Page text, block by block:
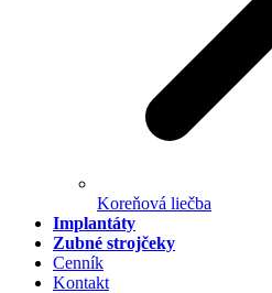
Koreňová liečba
Implantáty
Zubné strojčeky
Cenník
Kontakt